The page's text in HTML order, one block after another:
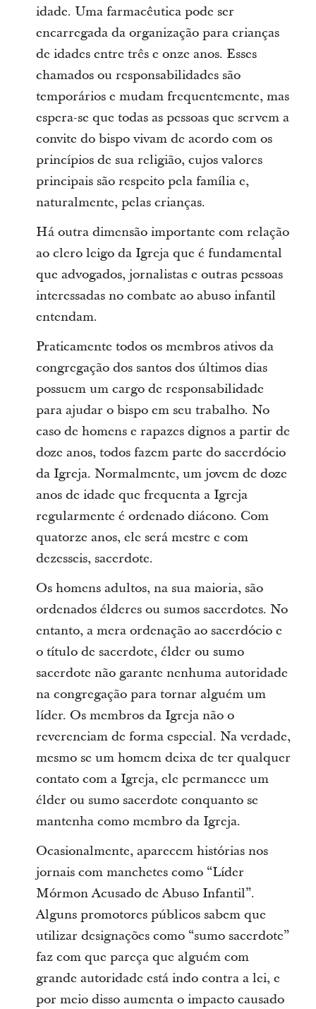
idade. Uma farmacêutica pode ser
encarregada da organização para crianças
de idades entre três e onze anos. Esses
chamados ou responsabilidades são
temporários e mudam frequentemente, mas
espera-se que todas as pessoas que servem a
convite do bispo vivam de acordo com os
princípios de sua religião, cujos valores
principais são respeito pela família e,
naturalmente, pelas crianças.
Há outra dimensão importante com relação
ao clero leigo da Igreja que é fundamental
que advogados, jornalistas e outras pessoas
interessadas no combate ao abuso infantil
entendam.
Praticamente todos os membros ativos da
congregação dos santos dos últimos dias
possuem um cargo de responsabilidade
para ajudar o bispo em seu trabalho. No
caso de homens e rapazes dignos a partir de
doze anos, todos fazem parte do sacerdócio
da Igreja. Normalmente, um jovem de doze
anos de idade que frequenta a Igreja
regularmente é ordenado diácono. Com
quatorze anos, ele será mestre e com
dezesseis, sacerdote.
Os homens adultos, na sua maioria, são
ordenados élderes ou sumos sacerdotes. No
entanto, a mera ordenação ao sacerdócio e
o título de sacerdote, élder ou sumo
sacerdote não garante nenhuma autoridade
na congregação para tornar alguém um
líder. Os membros da Igreja não o
reverenciam de forma especial. Na verdade,
mesmo se um homem deixa de ter qualquer
contato com a Igreja, ele permanece um
élder ou sumo sacerdote conquanto se
mantenha como membro da Igreja.
Ocasionalmente, aparecem histórias nos
jornais com manchetes como “Líder
Mórmon Acusado de Abuso Infantil”.
Alguns promotores públicos sabem que
utilizar designações como “sumo sacerdote”
faz com que pareça que alguém com
grande autoridade está indo contra a lei, e
por meio disso aumenta o impacto causado